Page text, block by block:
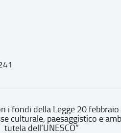
i fondi della Legge 20
culturale, paesaggistico e
tutela dell’UNESCO”